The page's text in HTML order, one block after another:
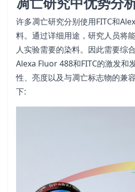
许多凋亡研究分别使用FITC和
料。通过详细用途，研究人员将
人实验需要的染料。因此需要综
Alexa Fluor 488和FITC的激发和
性、亮度以及与凋亡标志物的兼
下: